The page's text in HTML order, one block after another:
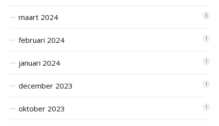
maart 2024 3
februari 2024 1
januari 2024 1
december 2023 1
oktober 2023 1